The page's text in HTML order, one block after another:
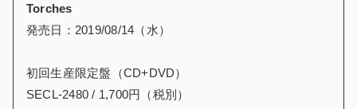
Torches
発売日：2019/08/14（水）
初回生産限定盤（CD+DVD）
SECL-2480 / 1,700円（税別）